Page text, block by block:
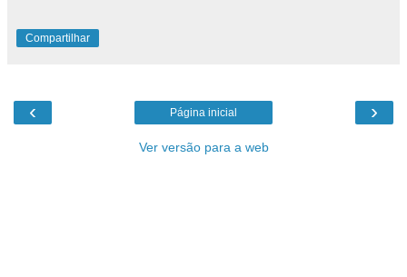
Compartilhar
‹ ›
Página inicial
Ver versão para a web